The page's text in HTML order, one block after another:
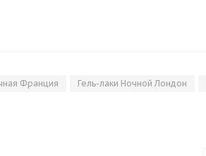
Франция Гель-лаки Ночной Лондон